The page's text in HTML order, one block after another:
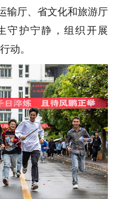
输厅、省文化和旅游厅
守护宁静，组织开展
动。